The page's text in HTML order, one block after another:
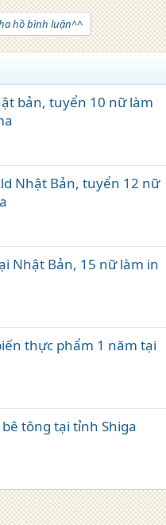
hồ bình luận^^
bản, tuyển 10 nữ làm
Nhật Bản, tuyển 12 nữ
Nhật Bản, 15 nữ làm in
thực phẩm 1 năm tại
tông tại tỉnh Shiga